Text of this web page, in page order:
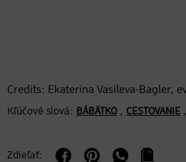
Credits: Ekaterina Vasileva-Bagler,
Kľúčové slová: BÁBÄTKO , CESTOVANIE ,
Zdieľať: